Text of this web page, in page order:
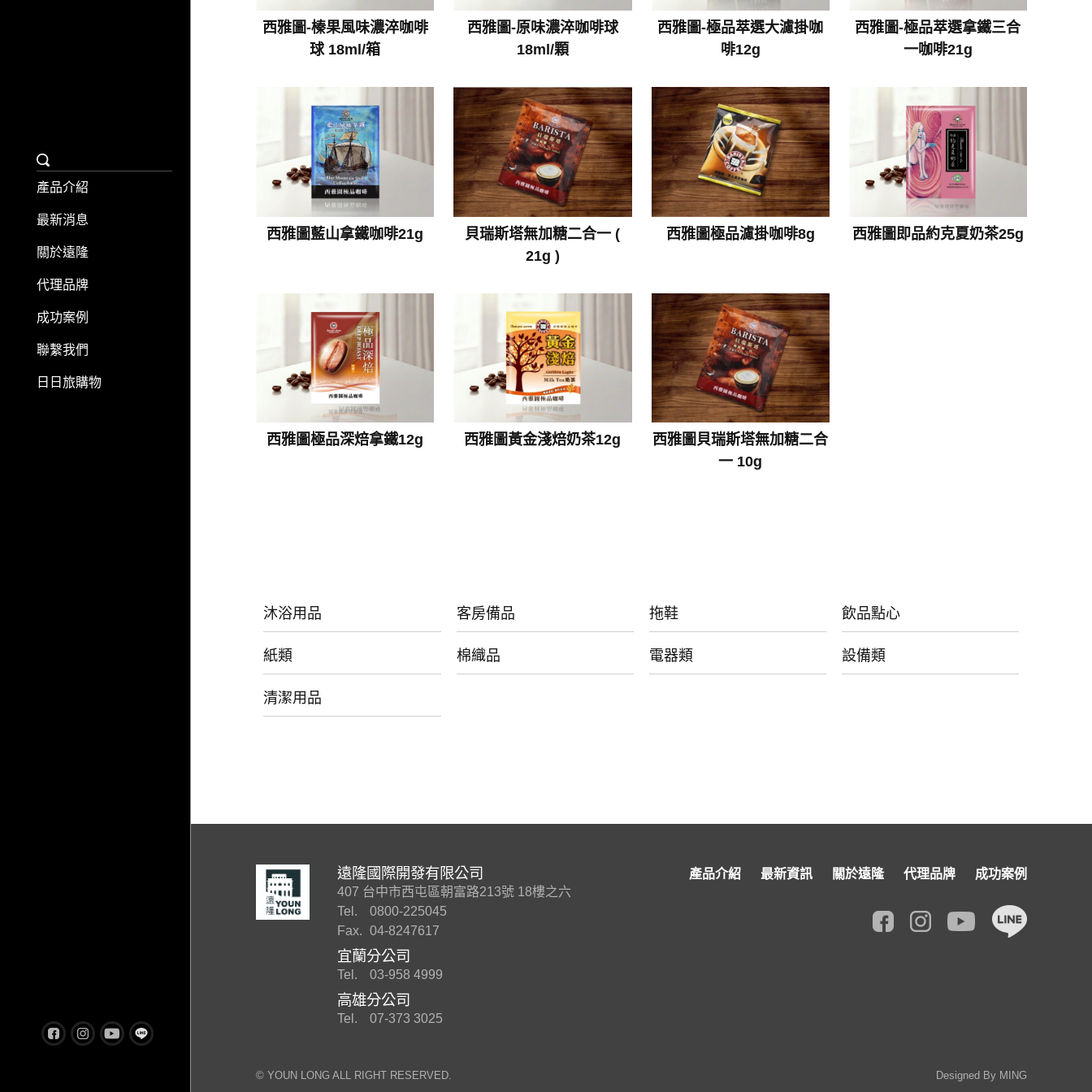
產品介紹
最新消息
關於遠隆
代理品牌
成功案例
聯繫我們
日日旅購物
西雅圖-榛果風味濃淬咖啡
球 18ml/箱
西雅圖-原味濃淬咖啡球
18ml/顆
西雅圖-極品萃選大濾掛咖
啡12g
西雅圖-極品萃選拿鐵三合
一咖啡21g
西雅圖藍山拿鐵咖啡21g
貝瑞斯塔無加糖二合一 (
21g )
西雅圖極品濾掛咖啡8g 西雅圖即品約克夏奶茶25g
西雅圖極品深焙拿鐵12g 西雅圖黃金淺焙奶茶12g
西雅圖貝瑞斯塔無加糖二合
一 10g
沐浴用品 客房備品 拖鞋 飲品點心
紙類 棉織品 電器類 設備類
清潔用品
遠隆國際開發有限公司
407 台中市西屯區朝富路213號 18樓之六
Tel.
0800-225045
Fax. 04-8247617
宜蘭分公司
Tel. 03-958 4999
高雄分公司
Tel. 07-373 3025
產品介紹 最新資訊 關於遠隆 代理品牌 成功案例
©︎ YOUN LONG ALL RIGHT RESERVED. Designed By MING